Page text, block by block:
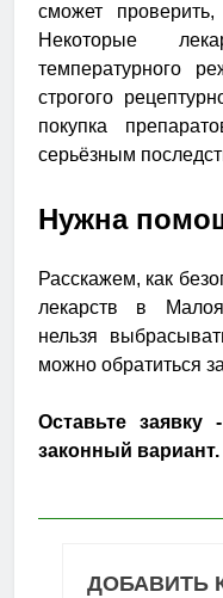
сможет
Некоторые
температурного
строгого
покупка
серьёзным
Нужна
Расскажем, как
лекарств в
нельзя
можно обратиться
Оставьте
законный вариант.
ДОБАВИТЬ